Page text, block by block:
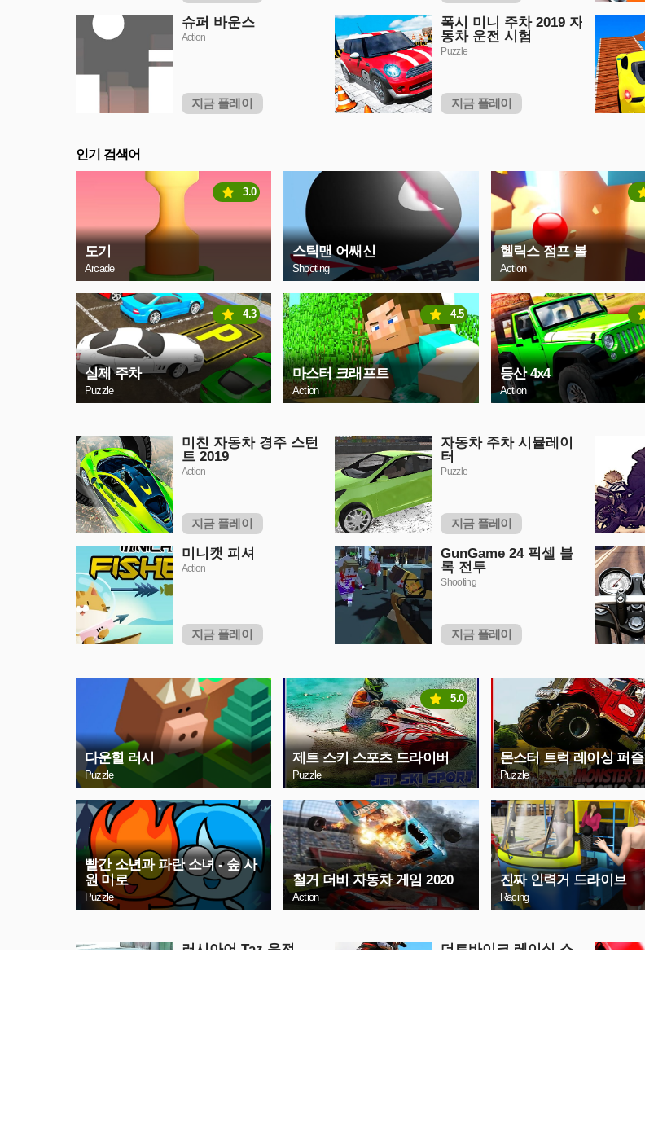
슈퍼 바운스
Action
지금 플레이
폭시 미니 주차 2019 자
동차 운전 시험
Puzzle
지금 플레이
인기 검색어
도기
Arcade
3.0
스틱맨 어쌔신
Shooting
헬릭스 점프 볼
Action
실제 주차
Puzzle
4.3
마스터 크래프트
Action
4.5
등산 4x4
Action
미친 자동차 경주 스턴
트 2019
Action
지금 플레이
자동차 주차 시뮬레이
터
Puzzle
지금 플레이
미니캣 피셔
Action
지금 플레이
GunGame 24 픽셀 블
록 전투
Shooting
지금 플레이
다운힐 러시
Puzzle
제트 스키 스포츠 드라이버
Puzzle
5.0
몬스터 트럭 레이싱 퍼즐
Puzzle
빨간 소년과 파란 소녀 - 숲 사
원 미로
Puzzle
철거 더비 자동차 게임 2020
Action
진짜 인력거 드라이브
Racing
러시아어 Taz 운전
더트바이크 레이싱 스